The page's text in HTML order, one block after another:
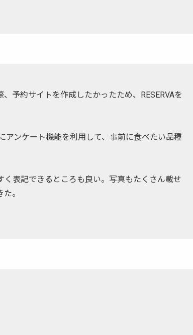
予約サイトを作成したかったため、RESERVAを
アンケート機能を利用して、事前に食べたい品種
表記できるところも良い。写真もたくさん載せ
。